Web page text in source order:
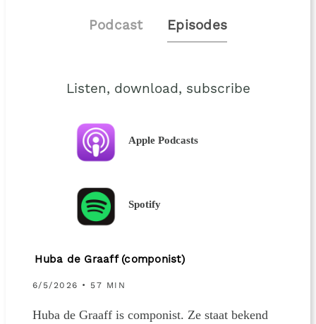
Podcast Episodes
Listen, download, subscribe
Apple Podcasts
Spotify
Huba de Graaff (componist)
6/5/2026 • 57 MIN
Huba de Graaff is componist. Ze staat bekend